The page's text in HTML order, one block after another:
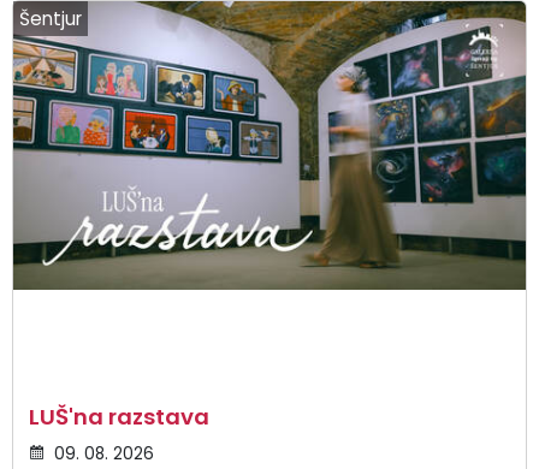
Šentjur
LUŠ'na razstava
09. 08. 2026